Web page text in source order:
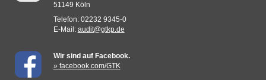
51149 Köln
Telefon: 02232 9345-0
E-Mail: audit@gtkp.de
Wir sind auf Facebook.
» facebook.com/GTK